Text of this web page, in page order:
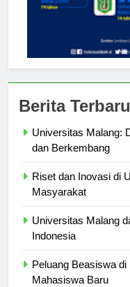
Berita Terbaru
Universitas Malang:
Riset dan Inovasi di
Universitas Malang
Peluang Beasiswa di